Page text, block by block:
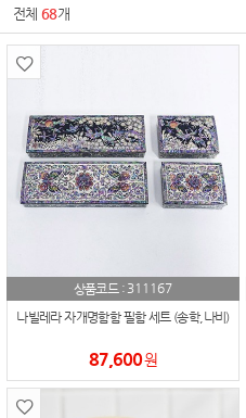
전체68개
상품코드 : 311167
나빌레라 자개명함함 필함 세트 (송학,나비)
87,600원